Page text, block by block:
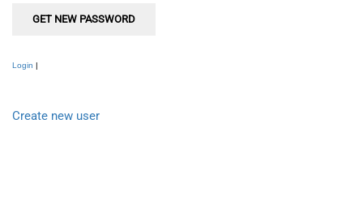
Login |
Create new user